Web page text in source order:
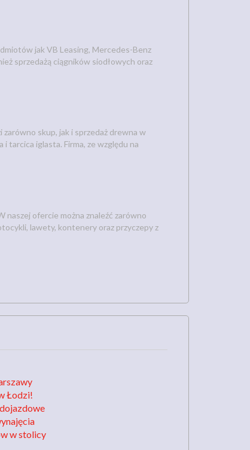
jak VB Leasing, Mercedes-Benz
sprzedażą ciągników siodłowych oraz
skup, jak i sprzedaż drewna w
tarcica iglasta. Firma, ze względu na
naszej ofercie można znaleźć zarówno
lawety, kontenery oraz przyczepy z
Łodzi!
w stolicy